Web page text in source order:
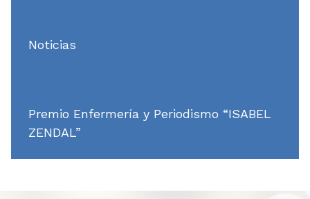
Noticias
Premio Enfermería y Periodismo “ISABEL
ZENDAL”